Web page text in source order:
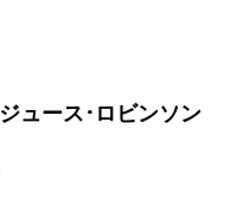
ジュース･ロビンソン